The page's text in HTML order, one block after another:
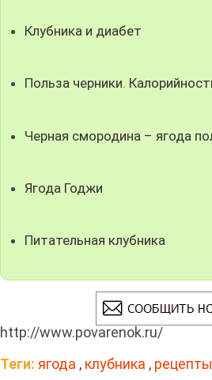
Клубника и диабет
Польза черники.
Черная смородина – ягода
Ягода Годжи
Питательная клубника
http://www.povarenok.ru/
Теги: ягода , клубника , рецепты